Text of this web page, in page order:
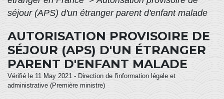
séjour (APS) d'un étranger parent d'enfant malade
AUTORISATION PROVISOIRE DE
SÉJOUR (APS) D'UN ÉTRANGER
PARENT D'ENFANT MALADE
Vérifié le 11 May 2021 - Direction de l'information légale et
administrative (Première ministre)